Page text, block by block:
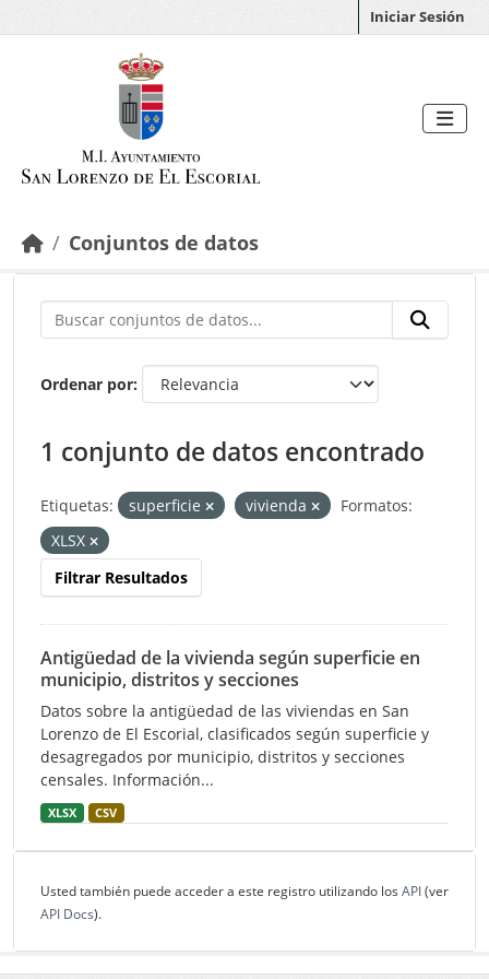
Iniciar Sesión
Conjuntos de datos
Ordenar por
1 conjunto de datos encontrado
Etiquetas: superficie vivienda
Formatos:
XLSX
Filtrar Resultados
Antigüedad de la vivienda según superficie en
municipio, distritos y secciones
Datos sobre la antigüedad de las viviendas en San
Lorenzo de El Escorial, clasificados según superficie y
desagregados por municipio, distritos y secciones
censales. Información...
XLSX CSV
Usted también puede acceder a este registro utilizando los API(ver
API Docs).